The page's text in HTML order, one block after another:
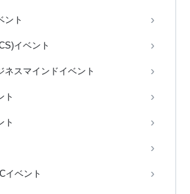
ント
イベント
ネスマインドイベント
ト
ト
イベント